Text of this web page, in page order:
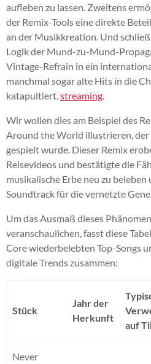
aufleben zu lassen. Zweitens
der Remix-Tools eine direkte
an der Musikkreation. Und
Logik der Mund-zu-Mund-
Vintage-Refrain in ein
manchmal sogar alte Hits in die
katapultiert. streaming
Wir wollen dies am Beispiel des
Around the World illustrieren,
gespielt wurde. Dieser Remix
Reisevideos und bestätigte die
musikalische Erbe neu zu
Soundtrack für die vernetzte
Um das Ausmaß dieses
veranschaulichen, fasst diese
Core wiederbelebten Top-Songs
digitale Trends zusammen:
Stück
Jahr der
Herkunft
auf
Never